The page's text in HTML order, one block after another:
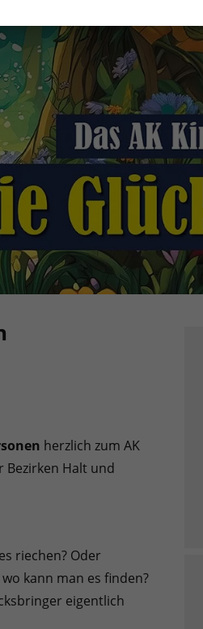
herzlich zum AK
Bezirken Halt und
riechen? Oder
kann man es finden?
eigentlich